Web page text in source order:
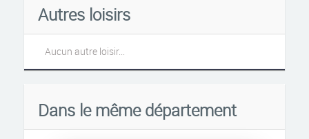
Autres loisirs
Aucun autre loisir...
Dans le même département